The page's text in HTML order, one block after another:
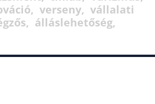
verseny
vállalati
álláslehetőség